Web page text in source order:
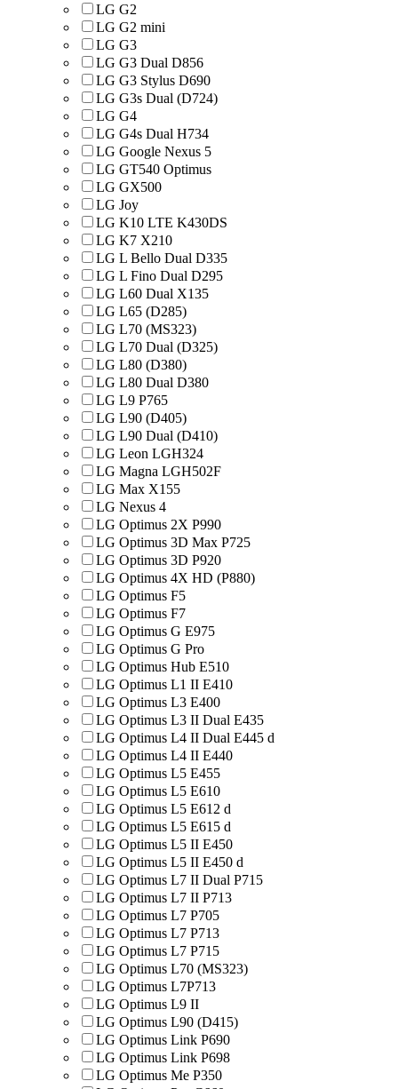
LG G2
LG G2 mini
LG G3
LG G3 Dual D856
LG G3 Stylus D690
LG G3s Dual (D724)
LG G4
LG G4s Dual H734
LG Google Nexus 5
LG GT540 Optimus
LG GX500
LG Joy
LG K10 LTE K430DS
LG K7 X210
LG L Bello Dual D335
LG L Fino Dual D295
LG L60 Dual X135
LG L65 (D285)
LG L70 (MS323)
LG L70 Dual (D325)
LG L80 (D380)
LG L80 Dual D380
LG L9 P765
LG L90 (D405)
LG L90 Dual (D410)
LG Leon LGH324
LG Magna LGH502F
LG Max X155
LG Nexus 4
LG Optimus 2X P990
LG Optimus 3D Max P725
LG Optimus 3D P920
LG Optimus 4X HD (P880)
LG Optimus F5
LG Optimus F7
LG Optimus G E975
LG Optimus G Pro
LG Optimus Hub E510
LG Optimus L1 II E410
LG Optimus L3 E400
LG Optimus L3 II Dual E435
LG Optimus L4 II Dual E445 d
LG Optimus L4 II E440
LG Optimus L5 E455
LG Optimus L5 E610
LG Optimus L5 E612 d
LG Optimus L5 E615 d
LG Optimus L5 II E450
LG Optimus L5 II E450 d
LG Optimus L7 II Dual P715
LG Optimus L7 II P713
LG Optimus L7 P705
LG Optimus L7 P713
LG Optimus L7 P715
LG Optimus L70 (MS323)
LG Optimus L7P713
LG Optimus L9 II
LG Optimus L90 (D415)
LG Optimus Link P690
LG Optimus Link P698
LG Optimus Me P350